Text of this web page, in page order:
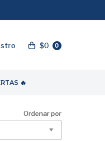
$0 0
🔥
Ordenar por